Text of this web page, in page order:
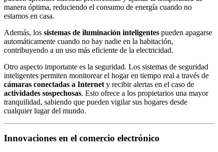
manera óptima, reduciendo el consumo de energía cuando no
estamos en casa.
Además, los sistemas de iluminación inteligentes pueden apagarse
automáticamente cuando no hay nadie en la habitación,
contribuyendo a un uso más eficiente de la electricidad.
Otro aspecto importante es la seguridad. Los sistemas de seguridad
inteligentes permiten monitorear el hogar en tiempo real a través de
cámaras conectadas a Internet y recibir alertas en el caso de
actividades sospechosas. Esto ofrece a los propietarios una mayor
tranquilidad, sabiendo que pueden vigilar sus hogares desde
cualquier lugar del mundo.
Innovaciones en el comercio electrónico